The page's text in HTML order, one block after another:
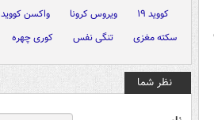
کووید ۱۹ ویروس کرونا واکسن کووید 19
سکته مغزی
تنگی نفس کوری چهره
نظر شما